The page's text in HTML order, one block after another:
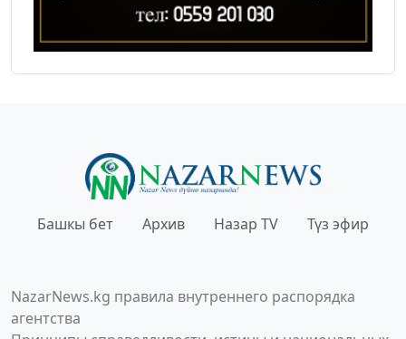
Башкы бет Архив Назар TV Түз эфир
NazarNews.kg правила внутреннего распорядка
агентства